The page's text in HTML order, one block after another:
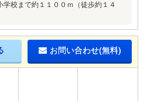
校まで約１１００ｍ（徒歩約１４
お問い合わせ(無料)